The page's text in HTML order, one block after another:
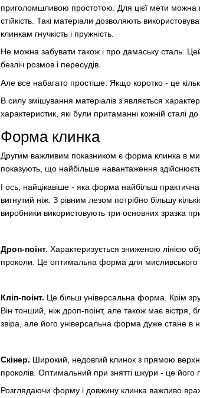
приголомшливою простотою. Для цієї мети можна
стійкість. Такі матеріали дозволяють
клинкам гнучкість і пружність.
Не можна забувати також і про дамаську сталь.
безліч розмов і пересудів.
Але все набагато простіше. Якщо коротко - це
В силу змішування матеріалів з'являється
характеристик, які були притаманні кожній сталі
Форма клинка
Другим важливим показником є ​​форма клинка в
показують, що найбільше навантаження
І ось, найцікавіше - яка форма найбільш
вигнутий ніж. З рівним лезом потрібно більшу
виробники використовують три основних зразка
Дроп-поінт. Характеризується зниженою лінією
проколи. Це оптимальна форма для мисливського
Кліп-поінт. Це більш універсальна форма. Крім
Він тонший, ніж дроп-поінт, але також має вістря,
звіра, але його універсальна форма дуже стане в
Скінер. Широкий, недовгий клинок з прямою
проколів. Оптимальний при знятті шкури - це
Розглядаючи форму і довжину клинка важливо